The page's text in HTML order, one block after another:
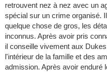
retrouvent nez à nez avec un
spécial sur un crime organisé.
quelque chose de gros, les
inconnus. Après avoir pris
il conseille vivement aux
l'intérieur de la famille et des
admission. Après avoir enduré